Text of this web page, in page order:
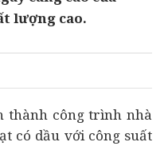
lượng cao.
thành công trình nhà
có dầu với công suất